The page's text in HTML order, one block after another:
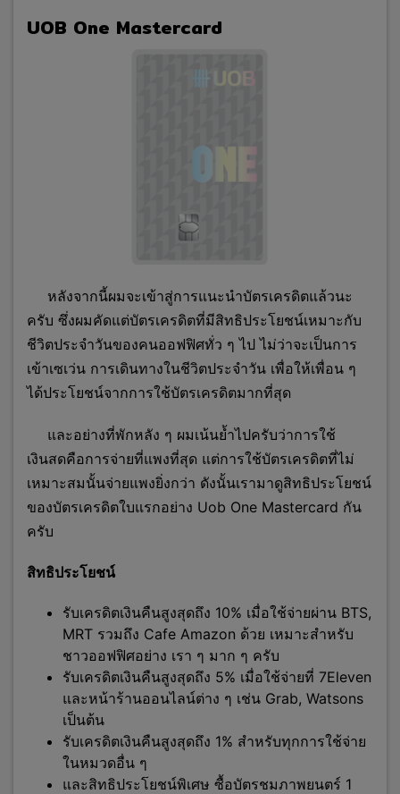
UOB One Mastercard
หลังจากนี้ผมจะเข้าสู่การแนะนำบัตรเครดิตแล้วนะ
ครับ ซึ่งผมคัดแต่บัตรเครดิตที่มีสิทธิประโยชน์เหมาะกับ
ชีวิตประจำวันของคนออฟฟิศทั่ว ๆ ไป ไม่ว่าจะเป็นการ
เข้าเซเว่น การเดินทางในชีวิตประจำวัน เพื่อให้เพื่อน ๆ
ได้ประโยชน์จากการใช้บัตรเครดิตมากที่สุด
และอย่างที่พักหลัง ๆ ผมเน้นย้ำไปครับว่าการใช้
เงินสดคือการจ่ายที่แพงที่สุด แต่การใช้บัตรเครดิตที่ไม่
เหมาะสมนั้นจ่ายแพงยิ่งกว่า ดังนั้นเรามาดูสิทธิประโยชน์
ของบัตรเครดิตใบแรกอย่าง Uob One Mastercard กัน
ครับ
สิทธิประโยชน์
รับเครดิตเงินคืนสูงสุดถึง 10% เมื่อใช้จ่ายผ่าน BTS,
MRT รวมถึง Cafe Amazon ด้วย เหมาะสำหรับ
ชาวออฟฟิศอย่าง เรา ๆ มาก ๆ ครับ
รับเครดิตเงินคืนสูงสุดถึง 5% เมื่อใช้จ่ายที่ 7Eleven
และหน้าร้านออนไลน์ต่าง ๆ เช่น Grab, Watsons
เป็นต้น
รับเครดิตเงินคืนสูงสุดถึง 1% สำหรับทุกการใช้จ่าย
ในหมวดอื่น ๆ
และสิทธิประโยชน์พิเศษ ซื้อบัตรชมภาพยนตร์ 1